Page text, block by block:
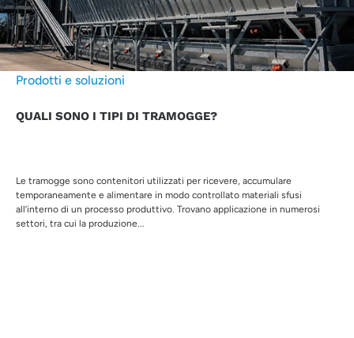
Prodotti e soluzioni
QUALI SONO I TIPI DI TRAMOGGE?
Le tramogge sono contenitori utilizzati per ricevere, accumulare
temporaneamente e alimentare in modo controllato materiali sfusi
all’interno di un processo produttivo. Trovano applicazione in numerosi
settori, tra cui la produzione...